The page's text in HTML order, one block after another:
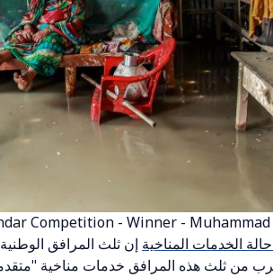
Competition - Winner -
الخدمات المناخية
من ثلث هذه المرافق خدمات مناخية